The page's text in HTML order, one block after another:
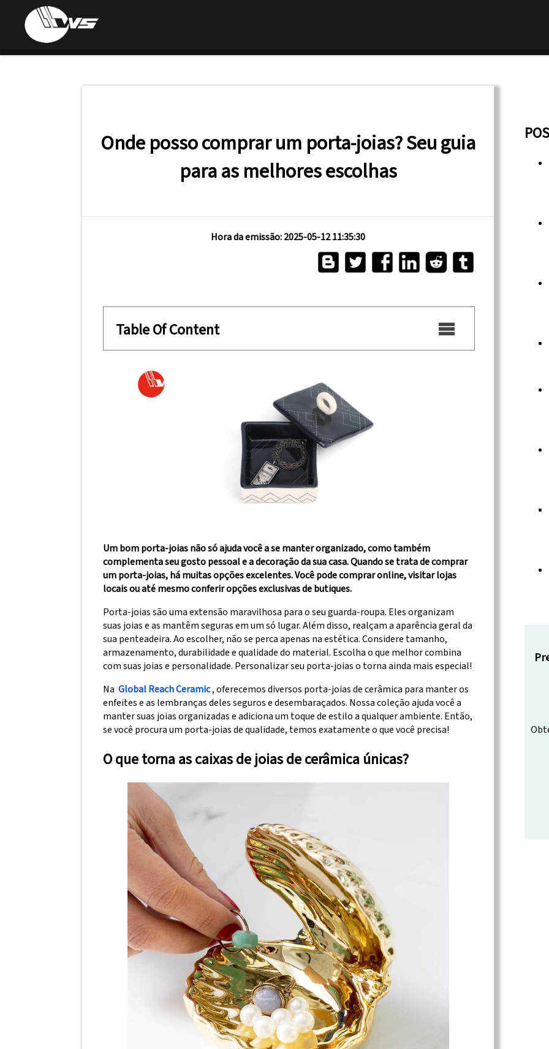
Onde posso comprar um porta-joias? Seu guia
para as melhores escolhas
Hora da emissão: 2025-05-12 11:35:30
Table Of Content
Um bom porta-joias não só ajuda você a se manter organizado, como também
complementa seu gosto pessoal e a decoração da sua casa. Quando se trata de comprar
um porta-joias, há muitas opções excelentes. Você pode comprar online, visitar lojas
locais ou até mesmo conferir opções exclusivas de butiques.
Porta-joias são uma extensão maravilhosa para o seu guarda-roupa. Eles organizam
suas joias e as mantêm seguras em um só lugar. Além disso, realçam a aparência geral da
sua penteadeira. Ao escolher, não se perca apenas na estética. Considere tamanho,
armazenamento, durabilidade e qualidade do material. Escolha o que melhor combina
com suas joias e personalidade. Personalizar seu porta-joias o torna ainda mais especial!
Na Global Reach Ceramic, oferecemos diversos porta-joias de cerâmica para manter os
enfeites e as lembranças deles seguros e desembaraçados. Nossa coleção ajuda você a
manter suas joias organizadas e adiciona um toque de estilo a qualquer ambiente. Então,
se você procura um porta-joias de qualidade, temos exatamente o que você precisa!
O que torna as caixas de joias de cerâmica únicas?